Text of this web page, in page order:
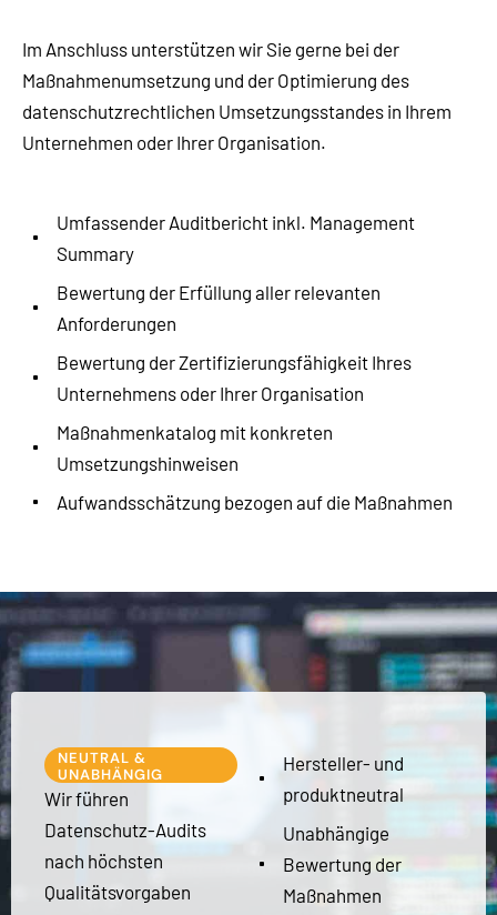
Im Anschluss unterstützen wir Sie gerne bei der
Maßnahmenumsetzung und der Optimierung des
datenschutzrechtlichen Umsetzungsstandes in Ihrem
Unternehmen oder Ihrer Organisation.
Umfassender Auditbericht inkl. Management
Summary
Bewertung der Erfüllung aller relevanten
Anforderungen
Bewertung der Zertifizierungsfähigkeit Ihres
Unternehmens oder Ihrer Organisation
Maßnahmenkatalog mit konkreten
Umsetzungshinweisen
Aufwandsschätzung bezogen auf die Maßnahmen
NEUTRAL &
UNABHÄNGIG
Wir führen
Datenschutz-Audits
nach höchsten
Qualitätsvorgaben
Hersteller- und
produktneutral
Unabhängige
Bewertung der
Maßnahmen